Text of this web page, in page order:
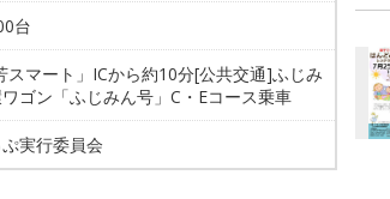
台
マート」ICから約10分[公共交通]ふじみ
ゴン「ふじみん号」C・Eコース乗車
実行委員会